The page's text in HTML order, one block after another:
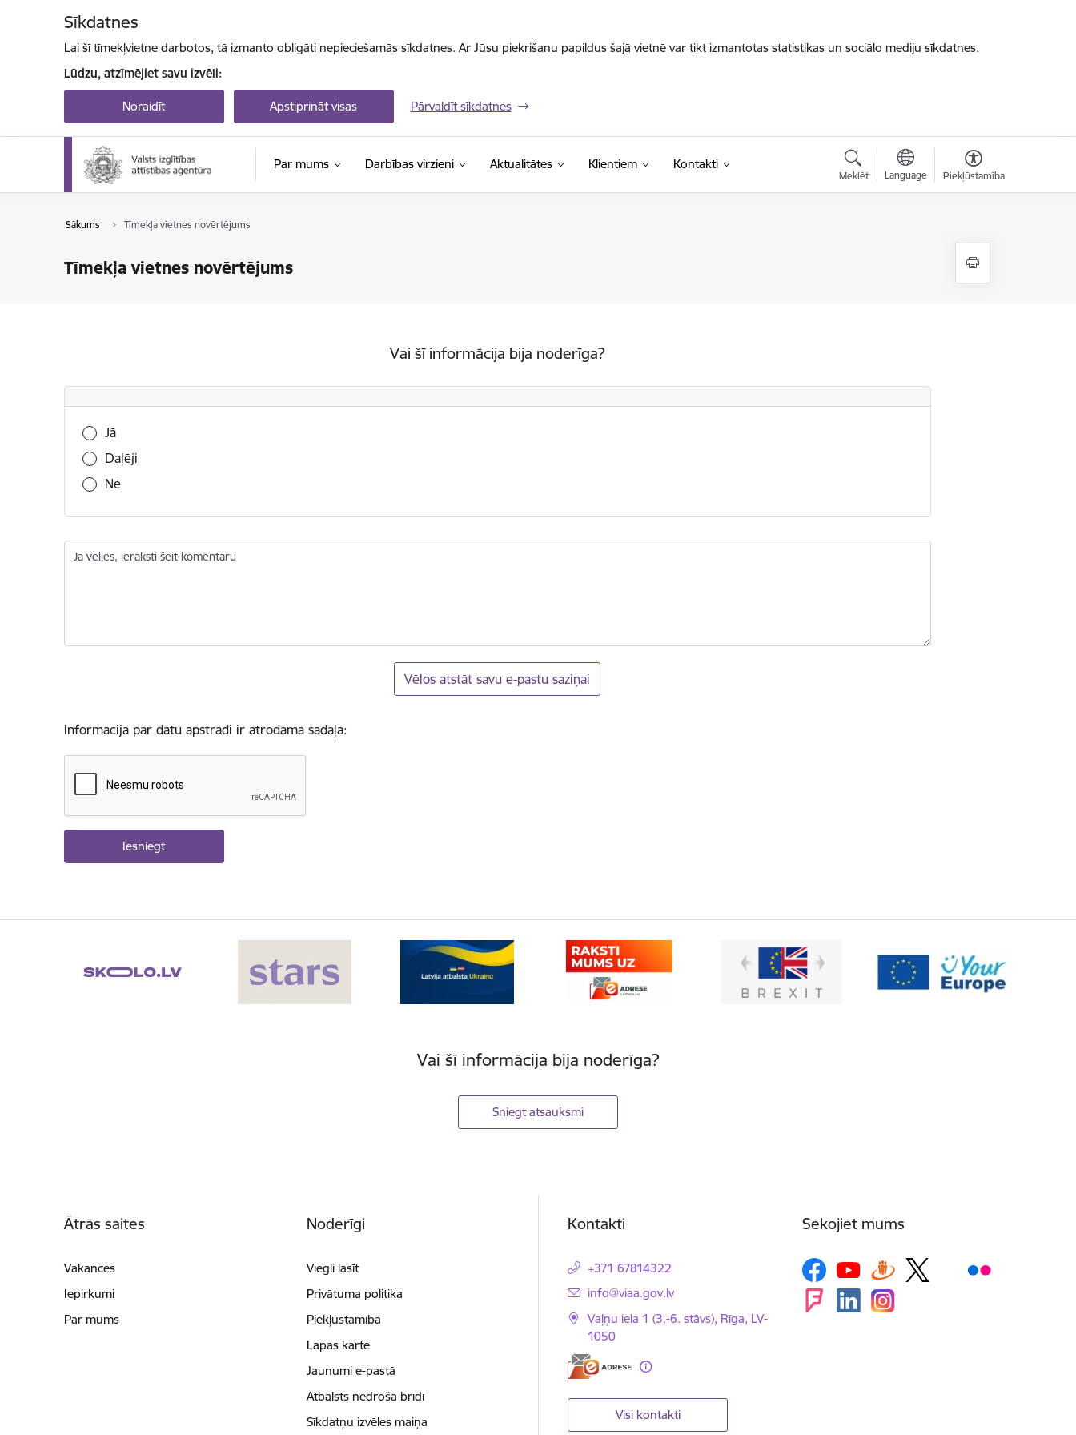
Sīkdatnes
Lai šī tīmekļvietne darbotos, tā izmanto obligāti nepieciešamās sīkdatnes. Ar Jūsu piekrišanu papildus šajā vietnē var tikt izmantotas statistikas un sociālo mediju sīkdatnes.
Lūdzu, atzīmējiet savu izvēli:
Noraidīt Apstiprināt visas Pārvaldīt sīkdatnes
Par mums Darbības virzieni Aktualitātes Klientiem Kontakti
Meklēt Language Piekļūstamība
Sākums Tīmekļa vietnes novērtējums
Tīmekļa vietnes novērtējums
Vai šī informācija bija noderīga?
Vai šī informācija bija noderīga?
Jā
Daļēji
Nē
Ja vēlies, ieraksti šeit komentāru
Vēlos atstāt savu e-pastu saziņai
Informācija par datu apstrādi ir atrodama sadaļā:
Vai šī informācija bija noderīga?
Sniegt atsauksmi
Ātrās saites
Vakances
Iepirkumi
Par mums
Noderīgi
Viegli lasīt
Privātuma politika
Piekļūstamība
Lapas karte
Jaunumi e-pastā
Atbalsts nedrošā brīdī
Sīkdatņu izvēles maiņa
Kontakti
+371 67814322
E-pasts:
info@viaa.gov.lv
Vaļņu iela 1 (3.-6. stāvs), Rīga, LV-
1050
Visi kontakti
Sekojiet mums